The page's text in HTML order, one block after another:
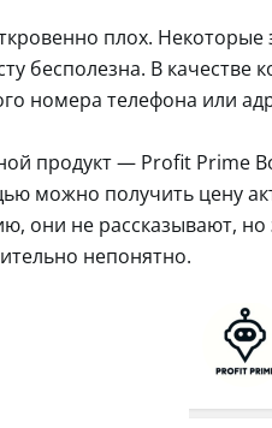
плох.
бесполезна. В
номера телефона или
продукт — Profit Prime
можно получить цену
они не рассказывают, но
непонятно.